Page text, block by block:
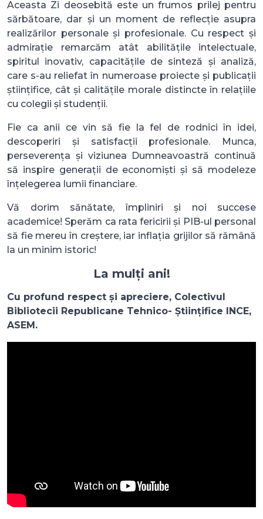
Aceasta Zi deosebită este un frumos prilej pentru
sărbătoare, dar și un moment de reflecție asupra
realizărilor personale și profesionale. Cu respect și
admirație remarcăm atât abilitățile intelectuale,
spiritul inovativ, capacitățile de sinteză și analiză,
care s-au reliefat în numeroase proiecte și publicații
științifice, cât și calitățile morale distincte în relațiile
cu colegii și studenții.
Fie ca anii ce vin să fie la fel de rodnici în idei,
descoperiri și satisfacții profesionale. Munca,
perseverența și viziunea Dumneavoastră continuă
să inspire generații de economiști și să modeleze
înțelegerea lumii financiare.
Vă dorim sănătate, împliniri și noi succese
academice! Sperăm ca rata fericirii și PIB-ul personal
să fie mereu în creștere, iar inflația grijilor să rămână
la un minim istoric!
La mulți ani!
Cu profund respect și apreciere, Colectivul
Bibliotecii Republicane Tehnico- Științifice INCE,
ASEM.